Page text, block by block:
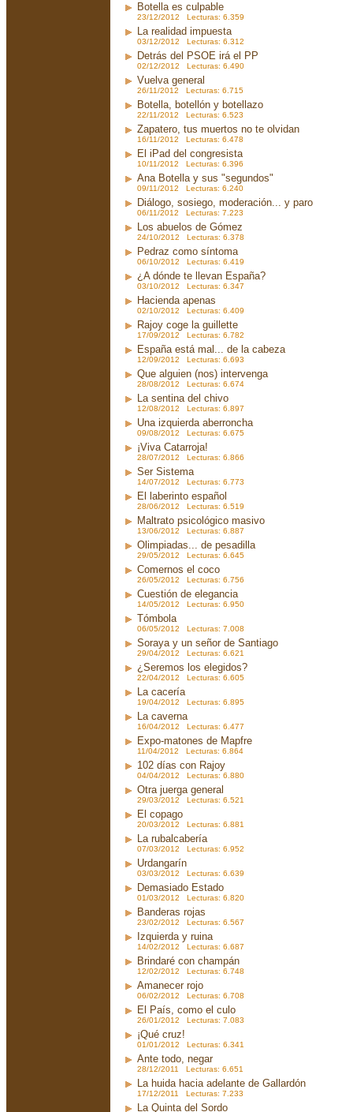
Botella es culpable
23/12/2012 Lecturas: 6.359
La realidad impuesta
03/12/2012 Lecturas: 6.312
Detrás del PSOE irá el PP
02/12/2012 Lecturas: 6.490
Vuelva general
26/11/2012 Lecturas: 6.715
Botella, botellón y botellazo
22/11/2012 Lecturas: 6.523
Zapatero, tus muertos no te olvidan
16/11/2012 Lecturas: 6.478
El iPad del congresista
10/11/2012 Lecturas: 6.396
Ana Botella y sus "segundos"
09/11/2012 Lecturas: 6.240
Diálogo, sosiego, moderación... y paro
06/11/2012 Lecturas: 7.223
Los abuelos de Gómez
24/10/2012 Lecturas: 6.378
Pedraz como síntoma
06/10/2012 Lecturas: 6.419
¿A dónde te llevan España?
03/10/2012 Lecturas: 6.347
Hacienda apenas
02/10/2012 Lecturas: 6.409
Rajoy coge la guillette
17/09/2012 Lecturas: 6.782
España está mal... de la cabeza
12/09/2012 Lecturas: 6.693
Que alguien (nos) intervenga
28/08/2012 Lecturas: 6.674
La sentina del chivo
12/08/2012 Lecturas: 6.897
Una izquierda aberroncha
09/08/2012 Lecturas: 6.675
¡Viva Catarroja!
28/07/2012 Lecturas: 6.866
Ser Sistema
14/07/2012 Lecturas: 6.773
El laberinto español
28/06/2012 Lecturas: 6.519
Maltrato psicológico masivo
13/06/2012 Lecturas: 6.887
Olimpiadas... de pesadilla
29/05/2012 Lecturas: 6.645
Comernos el coco
26/05/2012 Lecturas: 6.756
Cuestión de elegancia
14/05/2012 Lecturas: 6.950
Tómbola
06/05/2012 Lecturas: 7.008
Soraya y un señor de Santiago
29/04/2012 Lecturas: 6.621
¿Seremos los elegidos?
22/04/2012 Lecturas: 6.605
La cacería
19/04/2012 Lecturas: 6.895
La caverna
16/04/2012 Lecturas: 6.477
Expo-matones de Mapfre
11/04/2012 Lecturas: 6.864
102 días con Rajoy
04/04/2012 Lecturas: 6.880
Otra juerga general
29/03/2012 Lecturas: 6.521
El copago
20/03/2012 Lecturas: 6.881
La rubalcabería
07/03/2012 Lecturas: 6.952
Urdangarín
03/03/2012 Lecturas: 6.639
Demasiado Estado
01/03/2012 Lecturas: 6.820
Banderas rojas
23/02/2012 Lecturas: 6.567
Izquierda y ruina
14/02/2012 Lecturas: 6.687
Brindaré con champán
12/02/2012 Lecturas: 6.748
Amanecer rojo
06/02/2012 Lecturas: 6.708
El País, como el culo
26/01/2012 Lecturas: 7.083
¡Qué cruz!
01/01/2012 Lecturas: 6.341
Ante todo, negar
28/12/2011 Lecturas: 6.651
La huida hacia adelante de Gallardón
17/12/2011 Lecturas: 7.233
La Quinta del Sordo